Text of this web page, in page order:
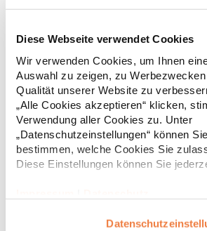
Diese Webseite verwendet Cookies
Wir verwenden Cookies, um Ihnen
Auswahl zu zeigen, zu
Qualität unserer Website zu
„Alle Cookies akzeptieren“ klicken,
Verwendung aller Cookies zu. Unter
„Datenschutzeinstellungen“ können
bestimmen, welche Cookies Sie
Diese Einstellungen können Sie
mit Polyfilm für Formstabilität Flachstrick-Kragen und
Ärmelbündchen in Rippstrick Doppelnähte an Schultern
Verstärkte Nähte an stark beanspruchten Stellen
Etikett im Kragen für die einfache
Verstärkte Knopfleiste mit drei Knöpfen Aufgesetzte
Brusttasche mit Knopfverschluss Verstärkte Seitenschlitze
Ersatzknopf Stehkragen Angesetzte Ärmel Weiches Piquet-
Gewebe mit COOL-DRY
Eigenschaften, Atmungsaktivität und
* Preise inkl. gesetzlicher Mwst. + Versandkosten *